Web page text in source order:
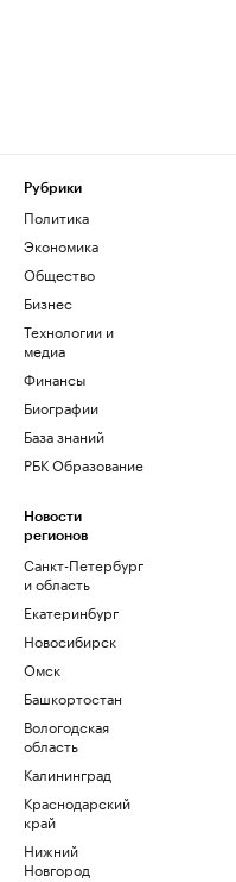
Рубрики
Политика
Экономика
Общество
Бизнес
Технологии и
медиа
Финансы
Биографии
База знаний
РБК Образование
Новости
регионов
Санкт-Петербург
и область
Екатеринбург
Новосибирск
Омск
Башкортостан
Вологодская
область
Калининград
Краснодарский
край
Нижний
Новгород